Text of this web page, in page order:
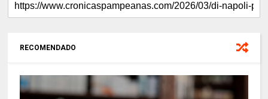
RECOMENDADO